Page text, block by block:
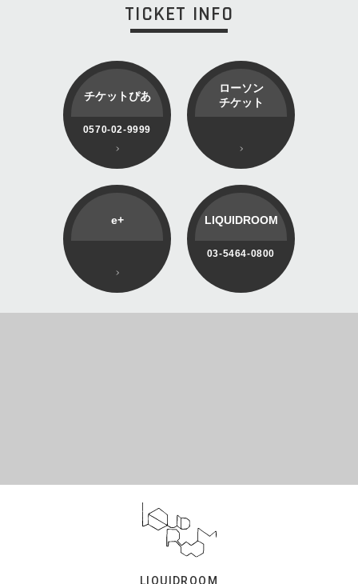
TICKET INFO
チケットぴあ
0570-02-9999
ローソン
チケット
e+ LIQUIDROOM
03-5464-0800
LIQUIDROOM